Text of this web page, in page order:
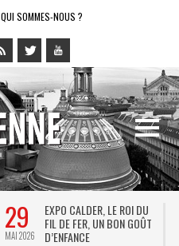
QUI SOMMES-NOUS ?
29
MAI 2026
EXPO CALDER, LE ROI DU
FIL DE FER, UN BON GOÛT
D’ENFANCE